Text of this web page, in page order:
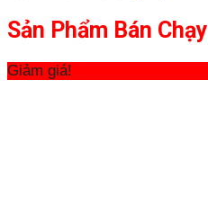
Sản Phẩm Bán Chạy
Giảm giá!